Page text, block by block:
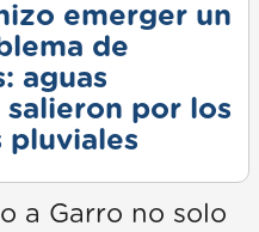
emerger un
de
aguas
salieron por los
pluviales
a Garro no solo